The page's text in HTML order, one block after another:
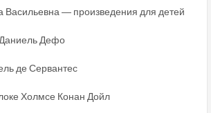
Васильевна ― произведения для детей
Дефо
де Сервантес
Холмсе Конан Дойл